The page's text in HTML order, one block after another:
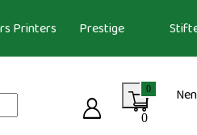
Printers Prestige
0
0